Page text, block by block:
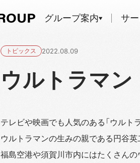
グループ案内 サ
トピックス 2022.08.09
ウルトラマ
テレビや映画でも人気のある「ウルト
ウルトラマンの生みの親である円谷英
福島空港や須賀川市内にはたくさんの